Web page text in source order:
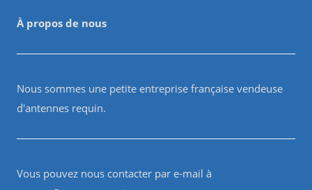
À propos de nous
Nous sommes une petite entreprise française vendeuse
d'antennes requin.
Vous pouvez nous contacter par e-mail à